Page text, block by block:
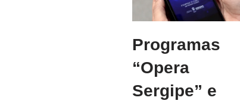
Programas
“Opera
Sergipe” e